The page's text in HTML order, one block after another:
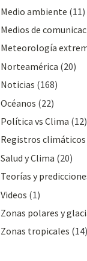
Medio ambiente (11)
Medios de
Meteorologí­a
Norteamérica (20)
Noticias (168)
Océanos (22)
Polí­tica vs Clima (12)
Registros climáticos
Salud y Clima (20)
Teorías y
Videos (1)
Zonas polares y
Zonas tropicales (14)